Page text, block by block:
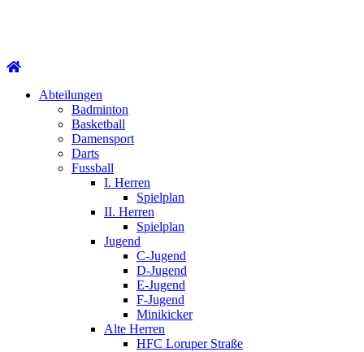
Abteilungen
Badminton
Basketball
Damensport
Darts
Fussball
I. Herren
Spielplan
II. Herren
Spielplan
Jugend
C-Jugend
D-Jugend
E-Jugend
F-Jugend
Minikicker
Alte Herren
HFC Loruper Straße